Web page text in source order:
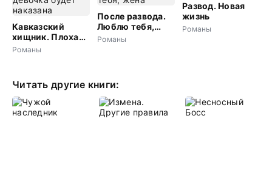
Кавказский
хищник. Плохая
девочка будет
Романы
После развода.
Люблю тебя,
жена
Романы
Развод. Новая
жизнь
Романы
Читать другие книги: